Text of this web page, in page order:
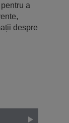
a
despre